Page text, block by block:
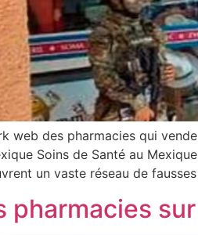
web des pharmacies qui
Soins de Santé au
un vaste réseau de
pharmacies